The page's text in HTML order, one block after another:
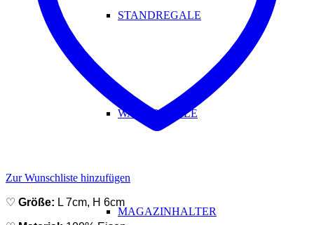
STANDREGALE
WANDREGALE
MAGAZINHALTER
Zur Wunschliste hinzufügen
♡ Größe: L 7cm, H 6cm